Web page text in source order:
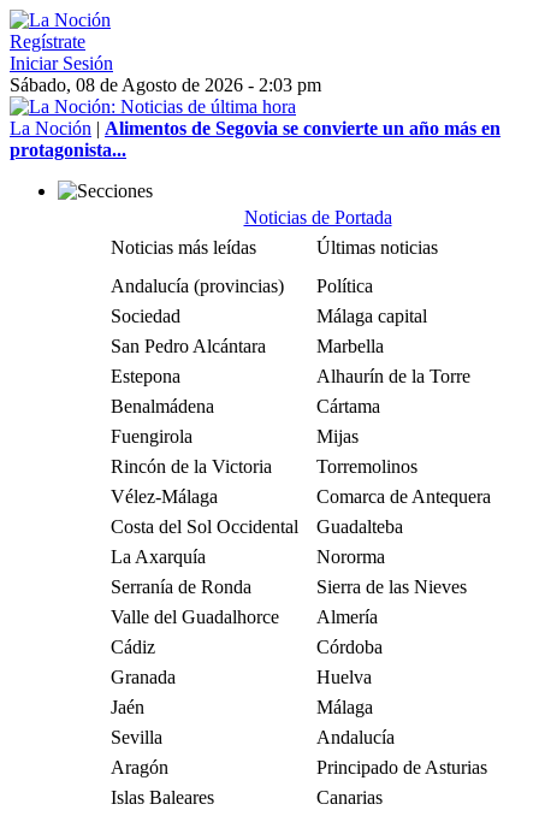
Regístrate
Iniciar Sesión
Sábado, 08 de Agosto de 2026 - 2:03 pm
La Noción | Alimentos de Segovia se convierte un año más en
protagonista...
Noticias de Portada
Noticias más leídas
Últimas noticias
Andalucía (provincias)
Política
Sociedad
Málaga capital
San Pedro Alcántara
Marbella
Estepona
Alhaurín de la Torre
Benalmádena
Cártama
Fuengirola
Mijas
Rincón de la Victoria
Torremolinos
Vélez-Málaga
Comarca de Antequera
Costa del Sol Occidental
Guadalteba
La Axarquía
Nororma
Serranía de Ronda
Sierra de las Nieves
Valle del Guadalhorce
Almería
Cádiz
Córdoba
Granada
Huelva
Jaén
Málaga
Sevilla
Andalucía
Aragón
Principado de Asturias
Islas Baleares
Canarias